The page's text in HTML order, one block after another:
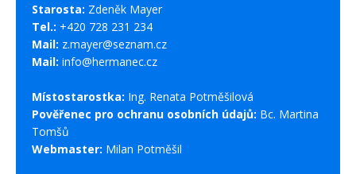
Starosta: Zdeněk Mayer
Tel.: +420 728 231 234
Mail: z.mayer@seznam.cz
Mail: info@hermanec.cz
Místostarostka: Ing. Renata Potměšilová
Pověřenec pro ochranu osobních údajů: Bc. Martina
Tomšů
Webmaster: Milan Potměšil